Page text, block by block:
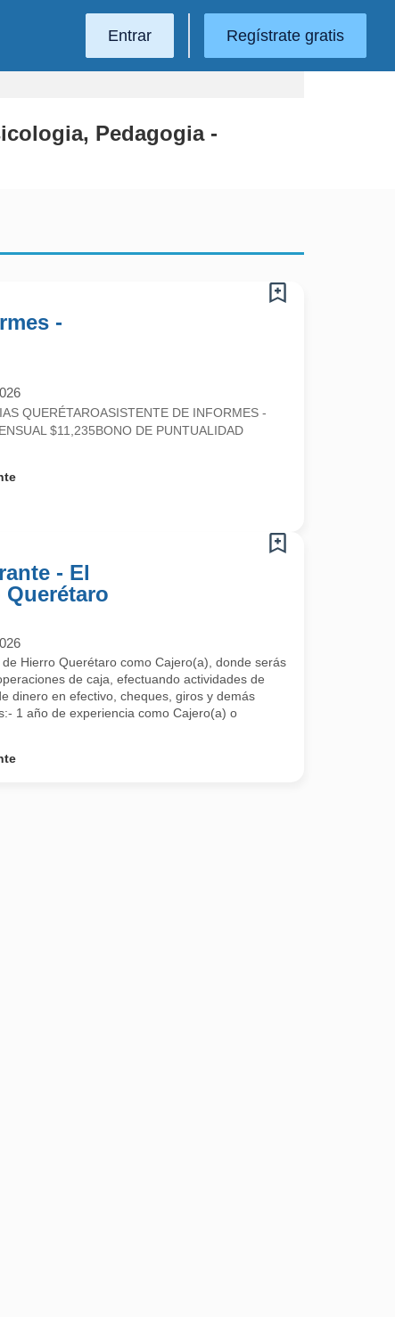
Entrar Regístrate gratis
Pedagogia -
-
QUERÉTAROASISTENTE DE INFORMES -
$11,235BONO DE PUNTUALIDAD
- El
Querétaro
Hierro Querétaro como Cajero(a), donde serás
de caja, efectuando actividades de
dinero en efectivo, cheques, giros y demás
1 año de experiencia como Cajero(a) o
y atención al cliente para integrarse a nuestro equipo de
MacStore.-